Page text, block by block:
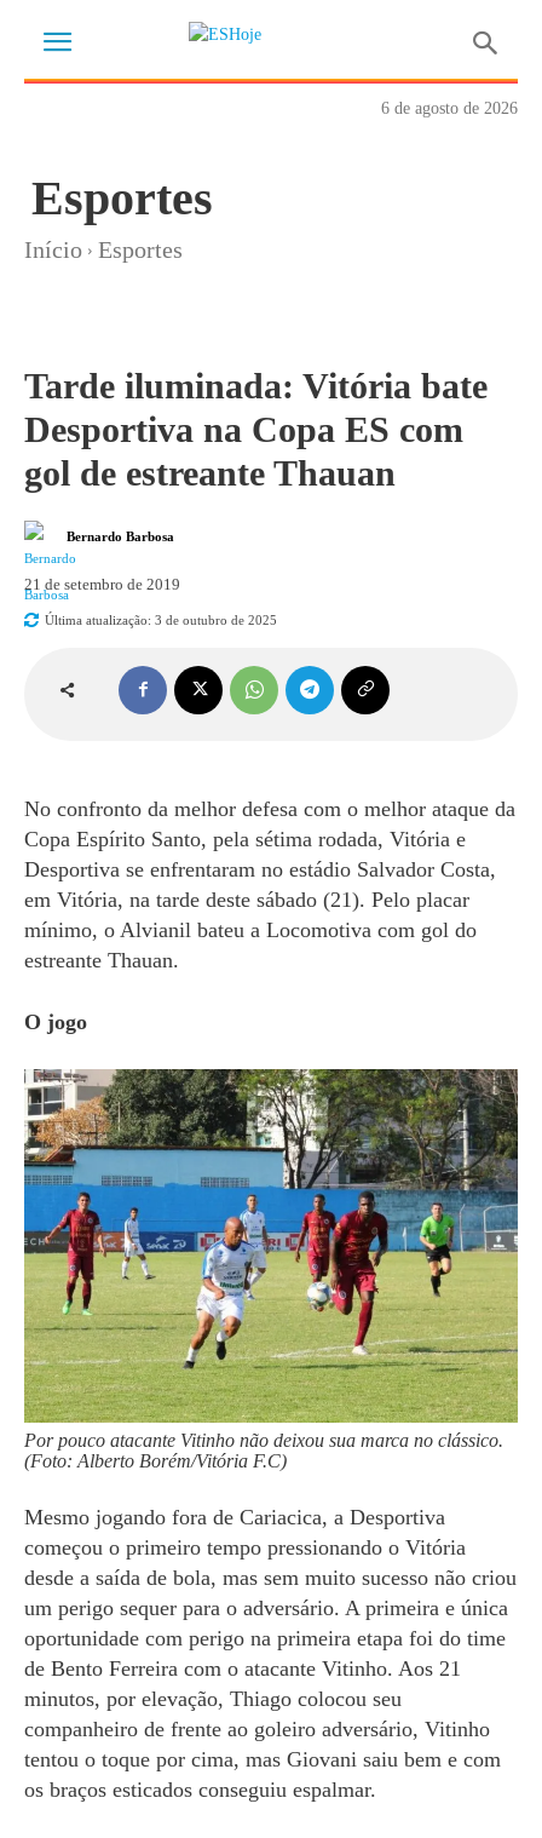
6 de agosto de 2026
Esportes
Início Esportes
Tarde iluminada: Vitória bate
Desportiva na Copa ES com
gol de estreante Thauan
Bernardo Barbosa
21 de setembro de 2019
Última atualização: 3 de outubro de 2025
No confronto da melhor defesa com o melhor ataque da
Copa Espírito Santo, pela sétima rodada, Vitória e
Desportiva se enfrentaram no estádio Salvador Costa,
em Vitória, na tarde deste sábado (21). Pelo placar
mínimo, o Alvianil bateu a Locomotiva com gol do
estreante Thauan.
O jogo
Por pouco atacante Vitinho não deixou sua marca no clássico.
(Foto: Alberto Borém/Vitória F.C)
Mesmo jogando fora de Cariacica, a Desportiva
começou o primeiro tempo pressionando o Vitória
desde a saída de bola, mas sem muito sucesso não criou
um perigo sequer para o adversário. A primeira e única
oportunidade com perigo na primeira etapa foi do time
de Bento Ferreira com o atacante Vitinho. Aos 21
minutos, por elevação, Thiago colocou seu
companheiro de frente ao goleiro adversário, Vitinho
tentou o toque por cima, mas Giovani saiu bem e com
os braços esticados conseguiu espalmar.